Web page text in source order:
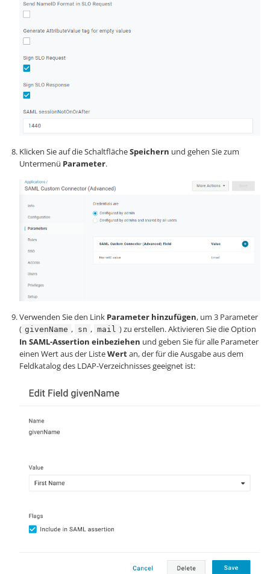
Klicken Sie auf die SchaltflächeSpeichern und gehen Sie zum
Untermenü Parameter.
Verwenden Sie den Link Parameter hinzufügen, um 3 Parameter
( givenName , sn , mail ) zu erstellen. Aktivieren Sie die Option
In SAML-Assertion einbeziehen und geben Sie für alle Parameter
einen Wert aus der ListeWertan, der für die Ausgabe aus dem
Feldkatalog des LDAP-Verzeichnisses geeignet ist: